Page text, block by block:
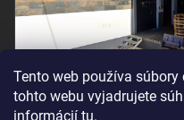
Tento web používa
tohto webu vyjadrujete
informácií tu.